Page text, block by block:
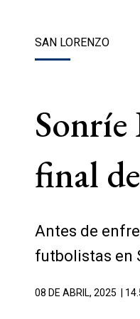
SAN LORENZO
Sonríe
final
Antes de
futbolistas en
08 DE ABRIL, 2025 |